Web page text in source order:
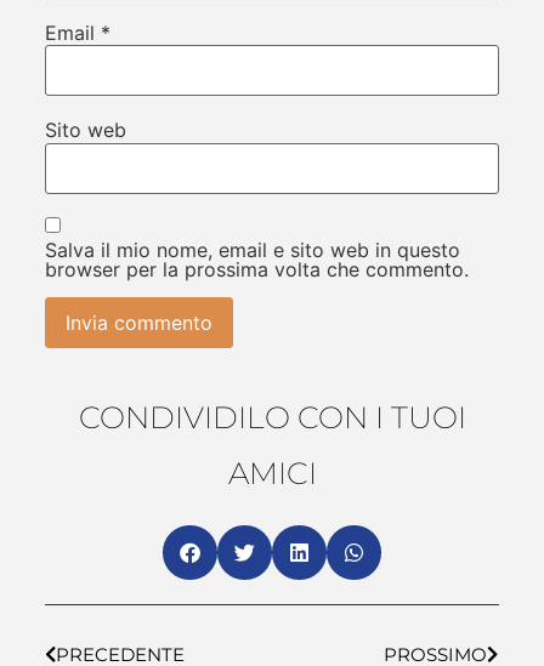
Email *
Sito web
Salva il mio nome, email e sito web in questo
browser per la prossima volta che commento.
CONDIVIDILO CON I TUOI
AMICI
PRECEDENTE PROSSIMO